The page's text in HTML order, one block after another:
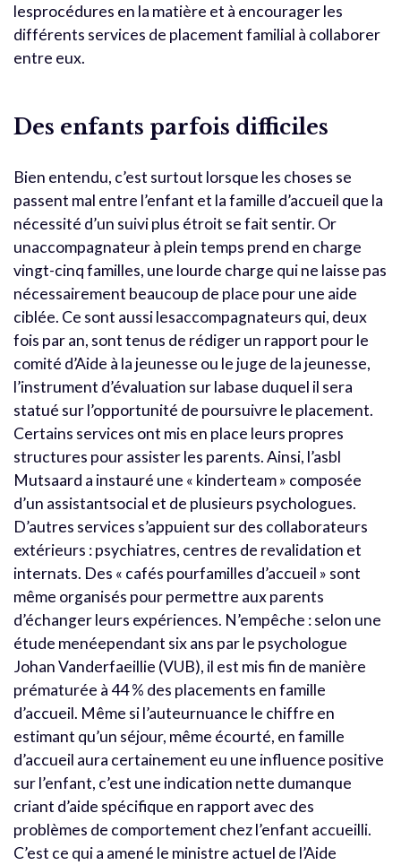
lesprocédures en la matière et à encourager les
différents services de placement familial à collaborer
entre eux.
Des enfants parfois difficiles
Bien entendu, c’est surtout lorsque les choses se
passent mal entre l’enfant et la famille d’accueil que la
nécessité d’un suivi plus étroit se fait sentir. Or
unaccompagnateur à plein temps prend en charge
vingt-cinq familles, une lourde charge qui ne laisse pas
nécessairement beaucoup de place pour une aide
ciblée. Ce sont aussi lesaccompagnateurs qui, deux
fois par an, sont tenus de rédiger un rapport pour le
comité d’Aide à la jeunesse ou le juge de la jeunesse,
l’instrument d’évaluation sur labase duquel il sera
statué sur l’opportunité de poursuivre le placement.
Certains services ont mis en place leurs propres
structures pour assister les parents. Ainsi, l’asbl
Mutsaard a instauré une « kinderteam » composée
d’un assistantsocial et de plusieurs psychologues.
D’autres services s’appuient sur des collaborateurs
extérieurs : psychiatres, centres de revalidation et
internats. Des « cafés pourfamilles d’accueil » sont
même organisés pour permettre aux parents
d’échanger leurs expériences. N’empêche : selon une
étude menéependant six ans par le psychologue
Johan Vanderfaeillie (VUB), il est mis fin de manière
prématurée à 44 % des placements en famille
d’accueil. Même si l’auteurnuance le chiffre en
estimant qu’un séjour, même écourté, en famille
d’accueil aura certainement eu une influence positive
sur l’enfant, c’est une indication nette dumanque
criant d’aide spécifique en rapport avec des
problèmes de comportement chez l’enfant accueilli.
C’est ce qui a amené le ministre actuel de l’Aide